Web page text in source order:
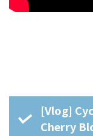
[Vlog]
Cherry